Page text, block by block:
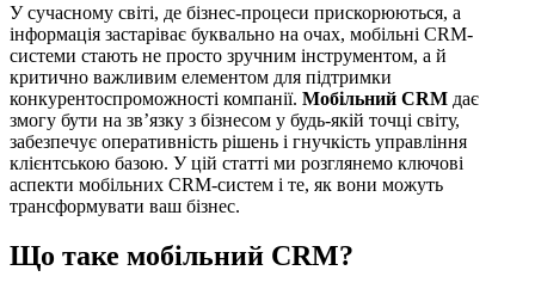
У сучасному світі, де бізнес-процеси прискорюються, а
інформація застаріває буквально на очах, мобільні CRM-
системи стають не просто зручним інструментом, а й
критично важливим елементом для підтримки
конкурентоспроможності компанії. Мобільний CRM дає
змогу бути на зв’язку з бізнесом у будь-якій точці світу,
забезпечує оперативність рішень і гнучкість управління
клієнтською базою. У цій статті ми розглянемо ключові
аспекти мобільних CRM-систем і те, як вони можуть
трансформувати ваш бізнес.
Що таке мобільний CRM?